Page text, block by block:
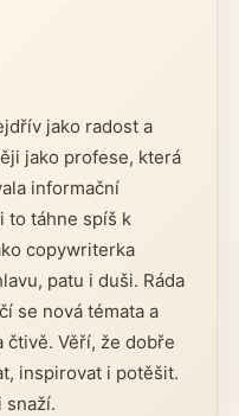
jako radost a
jako profese, která
informační
to táhne spíš k
copywriterka
patu i duši. Ráda
se nová témata a
čtivě. Věří, že dobře
inspirovat i potěšit.
snaží.